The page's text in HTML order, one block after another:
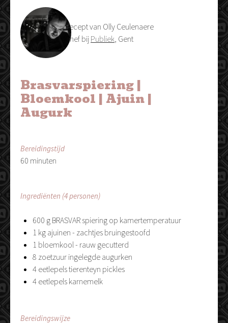
Recept van Olly Ceulenaere
Chef bij Publiek, Gent
Brasvarspiering |
Bloemkool | Ajuin |
Augurk
Bereidingstijd
60 minuten
Ingrediënten (4 personen)
600 g BRASVAR spiering op kamertemperatuur
1 kg ajuinen - zachtjes bruingestoofd
1 bloemkool - rauw gecutterd
8 zoetzuur ingelegde augurken
4 eetlepels tierenteyn pickles
4 eetlepels karnemelk
Bereidingswijze